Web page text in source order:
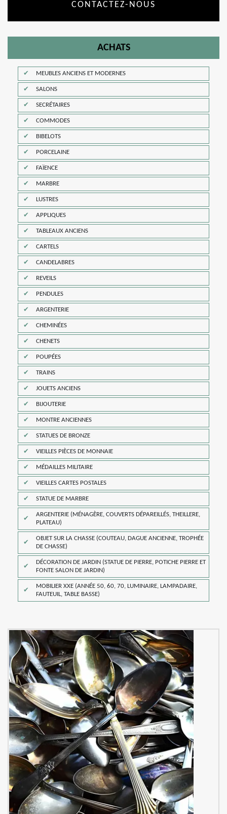
CONTACTEZ-NOUS
ACHATS
MEUBLES ANCIENS ET MODERNES
SALONS
SECRÉTAIRES
COMMODES
BIBELOTS
PORCELAINE
FAÏENCE
MARBRE
LUSTRES
APPLIQUES
TABLEAUX ANCIENS
CARTELS
CANDELABRES
REVEILS
PENDULES
ARGENTERIE
CHEMINÉES
CHENETS
POUPÉES
TRAINS
JOUETS ANCIENS
BIJOUTERIE
MONTRE ANCIENNES
STATUES DE BRONZE
VIEILLES PIÈCES DE MONNAIE
MÉDAILLES MILITAIRE
VIEILLES CARTES POSTALES
STATUE DE MARBRE
ARGENTERIE (MÉNAGÈRE, COUVERTS DÉPAREILLÉS, THEILLERE,
PLATEAU)
OBJET SUR LA CHASSE (COUTEAU, DAGUE ANCIENNE, TROPHÉE
DE CHASSE)
DÉCORATION DE JARDIN (STATUE DE PIERRE, POTICHE PIERRE ET
FONTE SALON DE JARDIN)
MOBILIER XXE (ANNÉE 50, 60, 70, LUMINAIRE, LAMPADAIRE,
FAUTEUIL, TABLE BASSE)